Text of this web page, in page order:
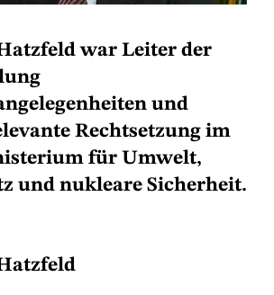
war Leiter der
und
Rechtsetzung im
für Umwelt,
und nukleare Sicherheit.